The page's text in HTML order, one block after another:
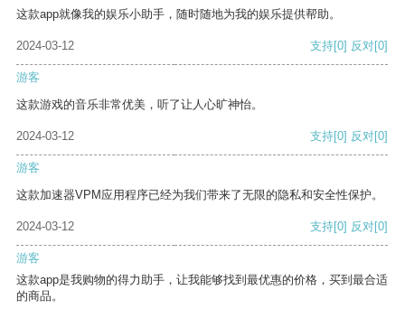
这款app就像我的娱乐小助手，随时随地为我的娱乐提供帮助。
2024-03-12 支持[0] 反对[0]
游客
这款游戏的音乐非常优美，听了让人心旷神怡。
2024-03-12 支持[0] 反对[0]
游客
这款加速器VPM应用程序已经为我们带来了无限的隐私和安全性保护。
2024-03-12 支持[0] 反对[0]
游客
这款app是我购物的得力助手，让我能够找到最优惠的价格，买到最合适
的商品。